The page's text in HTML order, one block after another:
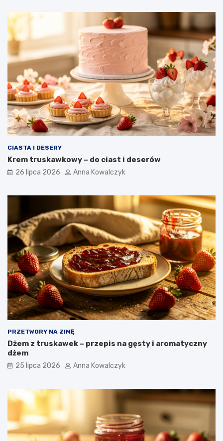
CIASTA I DESERY
Krem truskawkowy – do ciast i deserów
26 lipca 2026 Anna Kowalczyk
PRZETWORY NA ZIMĘ
Dżem z truskawek – przepis na gęsty i aromatyczny
dżem
25 lipca 2026 Anna Kowalczyk